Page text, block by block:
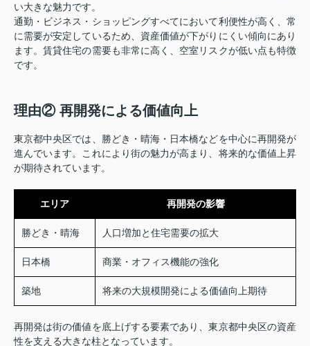
い大きな魅力です。
通勤・ビジネス・ショッピングすべてにおいて利便性が高く、常
に需要が安定しているため、資産価値が下がりにくい傾向にあり
ます。賃貸住宅の需要も非常に高く、空室リスクが低い点も特徴
です。
理由② 再開発による価値向上
東京都中央区では、勝どき・晴海・日本橋などを中心に再開発が
進んでいます。これにより街の魅力が高まり、将来的な価値上昇
が期待されています。
エリア 再開発の影響
勝どき・晴海 人口増加と住宅需要の拡大
日本橋 商業・オフィス機能の強化
築地 将来の大規模開発による価値向上期待
再開発は街の価値を底上げする要素であり、東京都中央区の資産
性を支える大きな柱となっています。